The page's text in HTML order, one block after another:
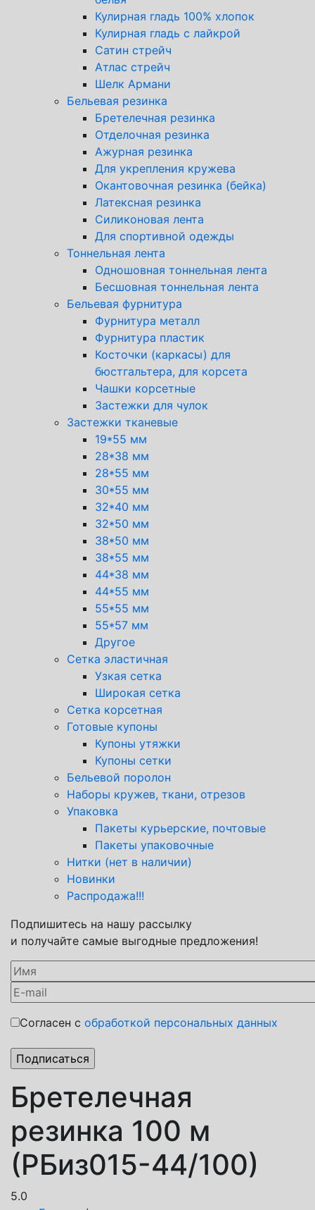
Кулирная гладь 100% хлопок
Кулирная гладь с лайкрой
Сатин стрейч
Атлас стрейч
Шелк Армани
Бельевая резинка
Бретелечная резинка
Отделочная резинка
Ажурная резинка
Для укрепления кружева
Окантовочная резинка (бейка)
Латексная резинка
Силиконовая лента
Для спортивной одежды
Тоннельная лента
Одношовная тоннельная лента
Бесшовная тоннельная лента
Бельевая фурнитура
Фурнитура металл
Фурнитура пластик
Косточки (каркасы) для
бюстгальтера, для корсета
Чашки корсетные
Застежки для чулок
Застежки тканевые
19*55 мм
28*38 мм
28*55 мм
30*55 мм
32*40 мм
32*50 мм
38*50 мм
38*55 мм
44*38 мм
44*55 мм
55*55 мм
55*57 мм
Другое
Сетка эластичная
Узкая сетка
Широкая сетка
Сетка корсетная
Готовые купоны
Купоны утяжки
Купоны сетки
Бельевой поролон
Наборы кружев, ткани, отрезов
Упаковка
Пакеты курьерские, почтовые
Пакеты упаковочные
Нитки (нет в наличии)
Новинки
Распродажа!!!
Подпишитесь на нашу рассылку
и получайте самые выгодные предложения!
Согласен с обработкой персональных данных
Бретелечная
резинка 100 м
(РБиз015-44/100)
5.0